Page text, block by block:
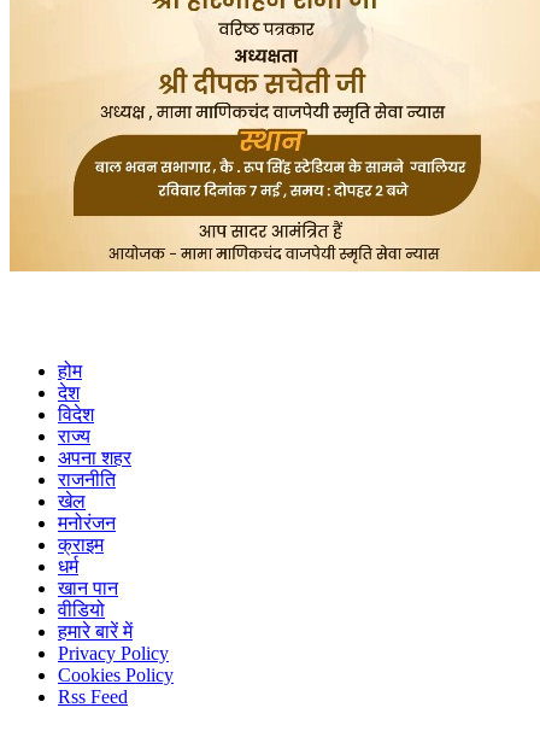
होम
देश
विदेश
राज्य
अपना शहर
राजनीति
खेल
मनोरंजन
क्राइम
धर्म
खान पान
वीडियो
हमारे बारें में
Privacy Policy
Cookies Policy
Rss Feed